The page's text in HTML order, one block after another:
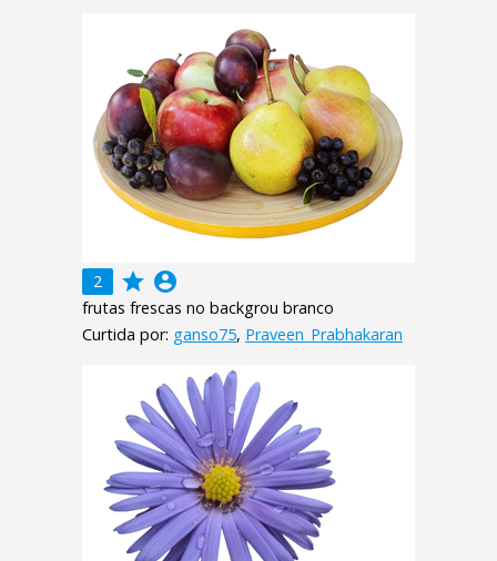
2 grade account_circle
frutas frescas no backgrou branco
Curtida por: ganso75, Praveen_Prabhakaran